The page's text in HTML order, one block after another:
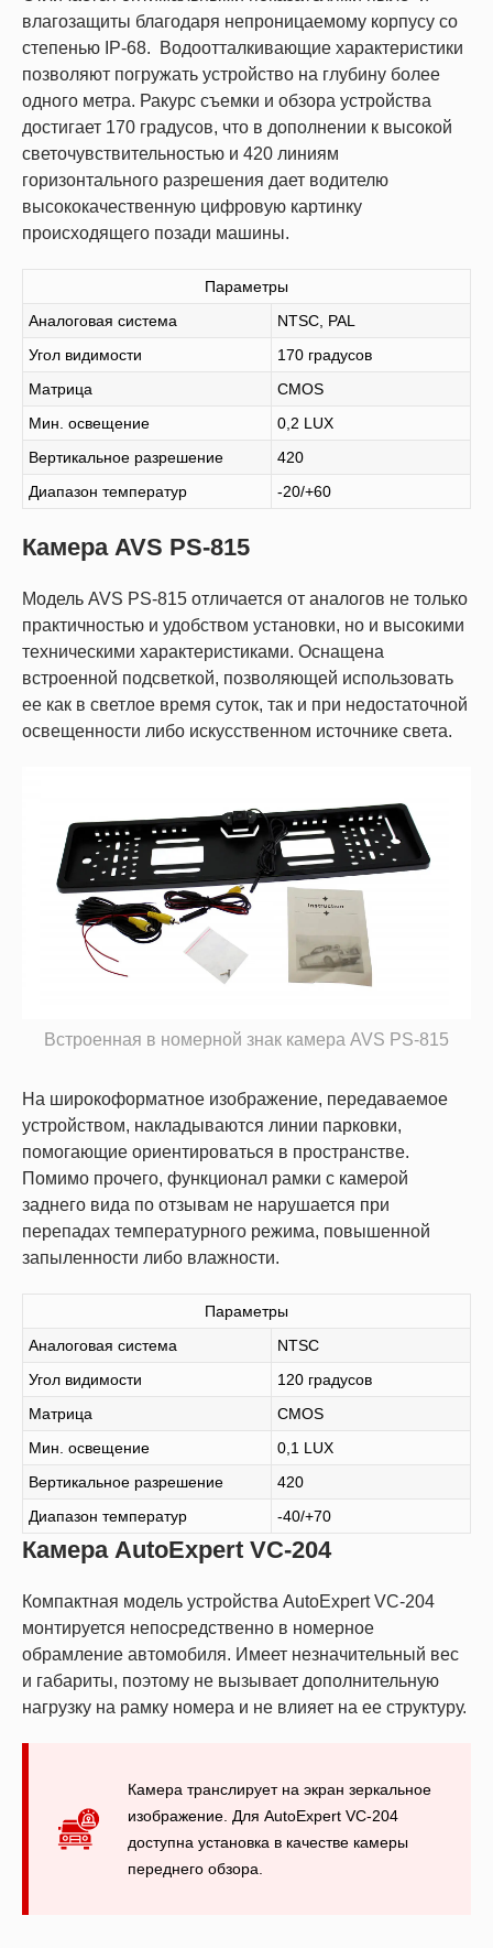
влагозащиты благодаря непроницаемому корпусу со
степенью IP-68. Водоотталкивающие характеристики
позволяют погружать устройство на глубину более
одного метра. Ракурс съемки и обзора устройства
достигает 170 градусов, что в дополнении к высокой
светочувствительностью и 420 линиям
горизонтального разрешения дает водителю
высококачественную цифровую картинку
происходящего позади машины.
Параметры
Аналоговая система
NTSC, PAL
Угол видимости
170 градусов
Матрица
CMOS
Мин. освещение
0,2 LUX
Вертикальное разрешение
420
Диапазон температур
-20/+60
Камера AVS PS-815
Модель AVS PS-815 отличается от аналогов не только
практичностью и удобством установки, но и высокими
техническими характеристиками. Оснащена
встроенной подсветкой, позволяющей использовать
ее как в светлое время суток, так и при недостаточной
освещенности либо искусственном источнике света.
Встроенная в номерной знак камера AVS PS-815
На широкоформатное изображение, передаваемое
устройством, накладываются линии парковки,
помогающие ориентироваться в пространстве.
Помимо прочего, функционал рамки с камерой
заднего вида по отзывам не нарушается при
перепадах температурного режима, повышенной
запыленности либо влажности.
Параметры
Аналоговая система
NTSC
Угол видимости
120 градусов
Матрица
CMOS
Мин. освещение
0,1 LUX
Вертикальное разрешение
420
Диапазон температур
-40/+70
Камера AutoExpert VC-204
Компактная модель устройства AutoExpert VC-204
монтируется непосредственно в номерное
обрамление автомобиля. Имеет незначительный вес
и габариты, поэтому не вызывает дополнительную
нагрузку на рамку номера и не влияет на ее структуру.
Камера транслирует на экран зеркальное
изображение. Для AutoExpert VC-204
доступна установка в качестве камеры
переднего обзора.